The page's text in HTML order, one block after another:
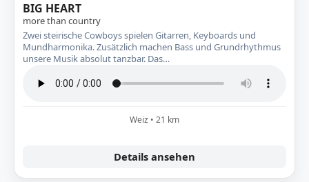
BIG HEART
more than country
Zwei steirische Cowboys spielen Gitarren, Keyboards und
Mundharmonika. Zusätzlich machen Bass und Grundrhythmus
unsere Musik absolut tanzbar. Das…
Weiz • 21 km
Details ansehen